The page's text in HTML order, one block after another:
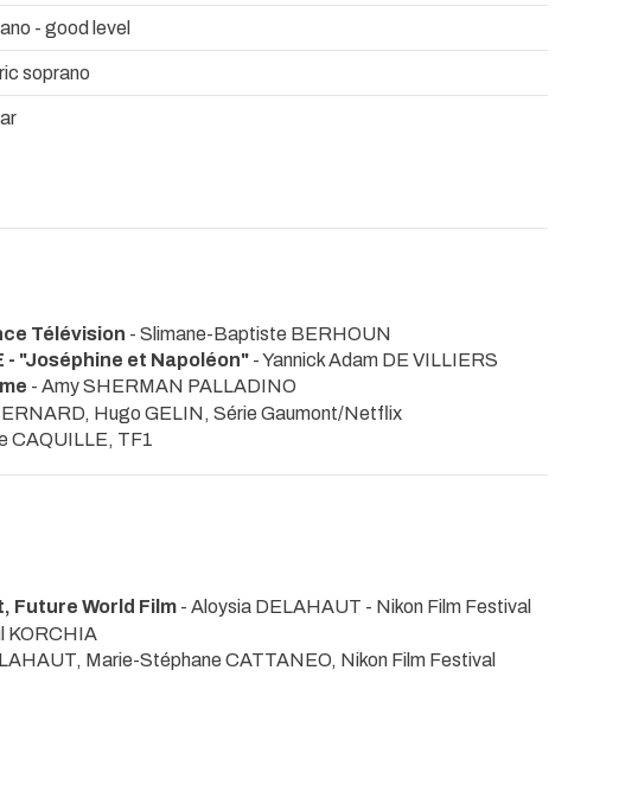
- good level
soprano
Télévision - Slimane-Baptiste BERHOUN
- "Joséphine et Napoléon" - Yannick Adam DE VILLIERS
- Amy SHERMAN PALLADINO
Hugo GELIN, Série Gaumont/Netflix
CAQUILLE, TF1
Future World Film - Aloysia DELAHAUT - Nikon Film Festival
KORCHIA
Marie-Stéphane CATTANEO, Nikon Film Festival